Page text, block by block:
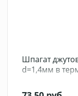
Шпагат
d=1,4мм в